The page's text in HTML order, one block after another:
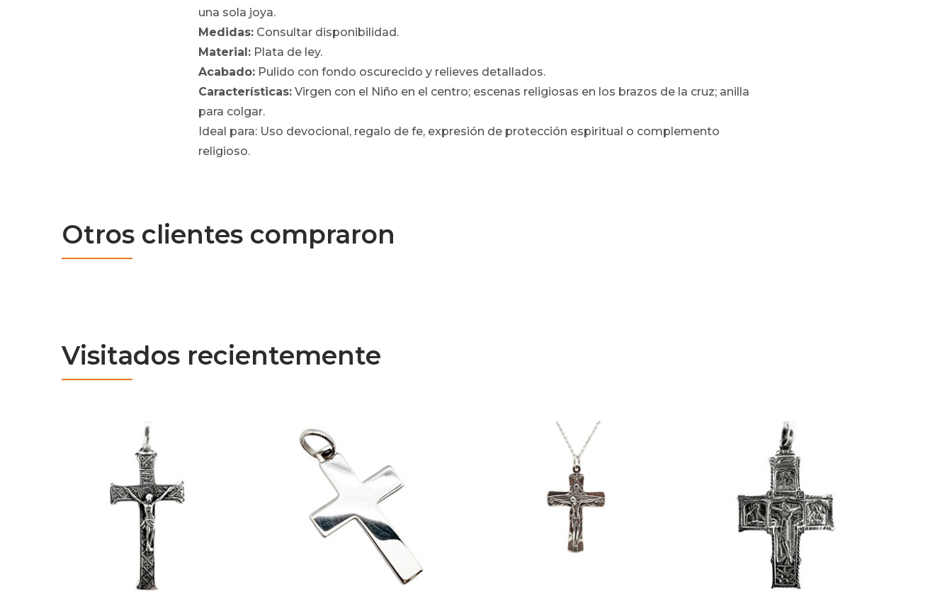
una sola joya.
Medidas: Consultar disponibilidad.
Material: Plata de ley.
Acabado: Pulido con fondo oscurecido y relieves detallados.
Características: Virgen con el Niño en el centro; escenas religiosas en los brazos de la cruz; anilla
para colgar.
Ideal para: Uso devocional, regalo de fe, expresión de protección espiritual o complemento
religioso.
Otros clientes compraron
Visitados recientemente